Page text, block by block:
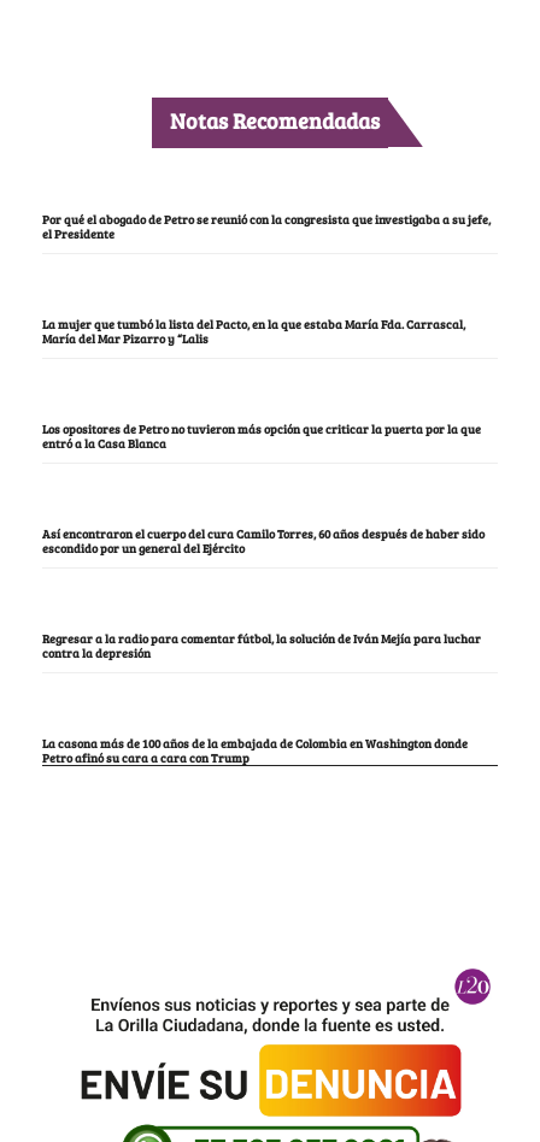
Notas Recomendadas
Por qué el abogado de Petro se reunió con la congresista que investigaba a su jefe,
el Presidente
La mujer que tumbó la lista del Pacto, en la que estaba María Fda. Carrascal,
María del Mar Pizarro y “Lalis
Los opositores de Petro no tuvieron más opción que criticar la puerta por la que
entró a la Casa Blanca
Así encontraron el cuerpo del cura Camilo Torres, 60 años después de haber sido
escondido por un general del Ejército
Regresar a la radio para comentar fútbol, la solución de Iván Mejía para luchar
contra la depresión
La casona más de 100 años de la embajada de Colombia en Washington donde
Petro afinó su cara a cara con Trump